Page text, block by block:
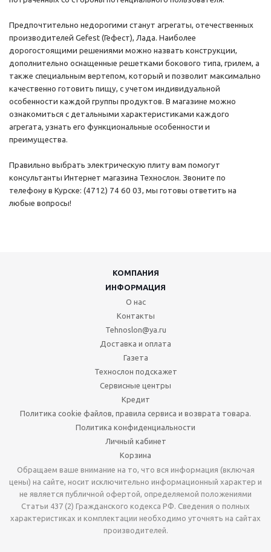
Предпочтительно недорогими станут агрегаты, отечественных
производителей Gefest (Гефест), Лада. Наиболее
дорогостоящими решениями можно назвать конструкции,
дополнительно оснащенные решетками бокового типа, грилем, а
также специальным вертепом, который и позволит максимально
качественно готовить пищу, с учетом индивидуальной
особенности каждой группы продуктов. В магазине можно
ознакомиться с детальными характеристиками каждого
агрегата, узнать его функциональные особенности и
преимущества.
Правильно выбрать электрическую плиту вам помогут
консультанты Интернет магазина Технослон. Звоните по
телефону в Курске: (4712) 74 60 03, мы готовы ответить на
любые вопросы!
КОМПАНИЯ
ИНФОРМАЦИЯ
О нас
Контакты
Tehnoslon@ya.ru
Доставка и оплата
Газета
Технослон подскажет
Сервисные центры
Кредит
Политика cookie файлов, правила сервиса и возврата товара.
Политика конфиденциальности
Личный кабинет
Корзина
Обращаем ваше внимание на то, что вся информация (включая
цены) на сайте, носит исключительно информационный характер и
не является публичной офертой, определяемой положениями
Статьи 437 (2) Гражданского кодекса РФ. Сведения о полных
характеристиках и комплектации необходимо уточнять на сайтах
производителей.